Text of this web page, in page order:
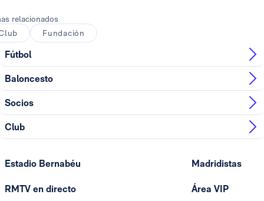
relacionados
Fundación
Fútbol
Baloncesto
Socios
Club
Estadio Bernabéu
RMTV en directo
Madridistas
Área VIP